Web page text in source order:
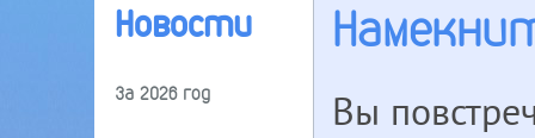
Новости
За 2026 год
Вы